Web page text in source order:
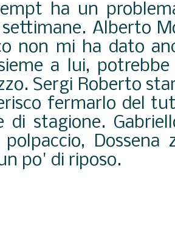
ha un
Alberto
non mi ha dato
a lui, potrebbe
Sergi Roberto
fermarlo del
di stagione.
Dossena
po' di riposo.